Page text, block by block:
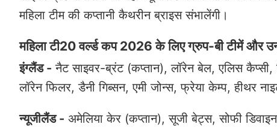
महिला टीम की कप्तानी कैथरीन ब्राइस संभालेंगी।
महिला टी20 वर्ल्ड कप 2026 के लिए ग्रुप-बी टीमें और
इंग्लैंड - नैट साइवर-ब्रंट (कप्तान), लॉरेन बेल, एलिस कैप्सी,
लॉरेन फिलर, डैनी गिब्सन, एमी जोन्स, फ्रेया केम्प, हीथर
न्यूजीलैंड - अमेलिया केर (कप्तान), सूजी बेट्स, सोफी